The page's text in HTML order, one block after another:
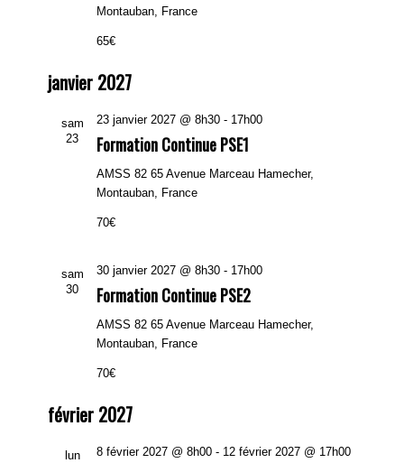
Montauban, France
65€
janvier 2027
sam
23
Formation Continue PSE1
23 janvier 2027 @ 8h30 - 17h00
AMSS 8265 Avenue Marceau Hamecher,
Montauban, France
70€
sam
30
Formation Continue PSE2
30 janvier 2027 @ 8h30 - 17h00
AMSS 8265 Avenue Marceau Hamecher,
Montauban, France
70€
février 2027
lun
8 février 2027 @ 8h00 - 12 février 2027 @ 17h00